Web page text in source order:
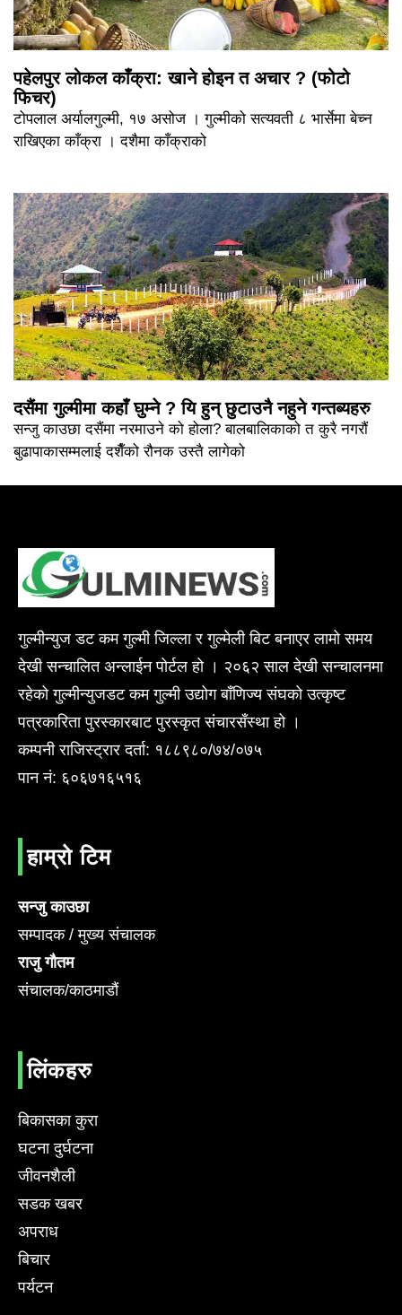
पहेलपुर लोकल काँक्रा: खाने होइन त अचार ? (फोटो
फिचर)
टोपलाल अर्यालगुल्मी, १७ असोज । गुल्मीको सत्यवती ८ भार्सेमा बेच्न
राखिएका काँक्रा । दशैमा काँक्राको
दसैंमा गुल्मीमा कहाँ घुम्ने ? यि हुन् छुटाउनै नहुने गन्तब्यहरु
सन्जु काउछा दसैंमा नरमाउने को होला? बालबालिकाको त कुरै नगरौं
बुढापाकासम्मलाई दशैँको रौनक उस्तै लागेको
गुल्मीन्युज डट कम गुल्मी जिल्ला र गुल्मेली बिट बनाएर लामो समय
देखी सन्चालित अन्लाईन पोर्टल हो । २०६२ साल देखी सन्चालनमा
रहेको गुल्मीन्युजडट कम गुल्मी उद्योग बाँणिज्य संघको उत्कृष्ट
पत्रकारिता पुरस्कारबाट पुरस्कृत संचारसँस्था हो ।
कम्पनी राजिस्ट्रार दर्ता: १८८९८०/७४/०७५
पान नं: ६०६७१६५१६
हाम्रो टिम
सन्जु काउछा
सम्पादक / मुख्य संचालक
राजु गौतम
संचालक/काठमाडौं
लिंकहरु
बिकासका कुरा
घटना दुर्घटना
जीवनशैली
सडक खबर
अपराध
बिचार
पर्यटन